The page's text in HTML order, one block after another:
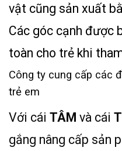
vật cũng sản xuất
Các góc cạnh được
toàn cho trẻ khi
Công ty cung cấp các
trẻ em
Với cái TÂM và cái
gắng nâng cấp sản